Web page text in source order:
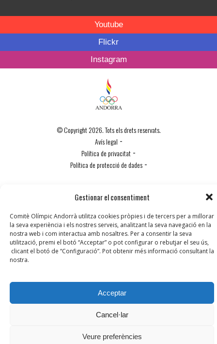
Gestionar el consentiment
Comitè Olímpic Andorrà utilitza cookies pròpies i de tercers per a millorar
la seva experiència i els nostres serveis, analitzant la seva navegació en la
nostra web i com interactua amb nosaltres. Per a consentir la seva
utilització, premi el botó “Acceptar” o pot configurar o rebutjar el seu ús,
clicant el botó de “Configuració”. Pot obtenir més informació consultant la
nostra.
Acceptar
Cancel·lar
Veure preferències
Youtube
Flickr
Instagram
© Copyright 2026. Tots els drets reservats.
Avís legal -
Política de privacitat -
Política de protecció de dades-